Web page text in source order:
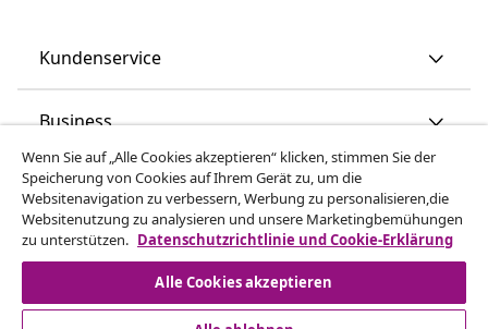
Kundenservice
Business
vidaXL
Mehr entdecken
Wenn Sie auf „Alle Cookies akzeptieren“ klicken, stimmen Sie der
Speicherung von Cookies auf Ihrem Gerät zu, um die
Websitenavigation zu verbessern, Werbung zu personalisieren,die
Websitenutzung zu analysieren und unsere Marketingbemühungen
zu unterstützen. Datenschutzrichtlinie und Cookie-Erklärung
Alle Cookies akzeptieren